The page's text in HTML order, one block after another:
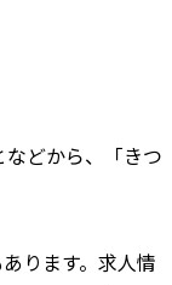
どから、「きつ
ります。求人情